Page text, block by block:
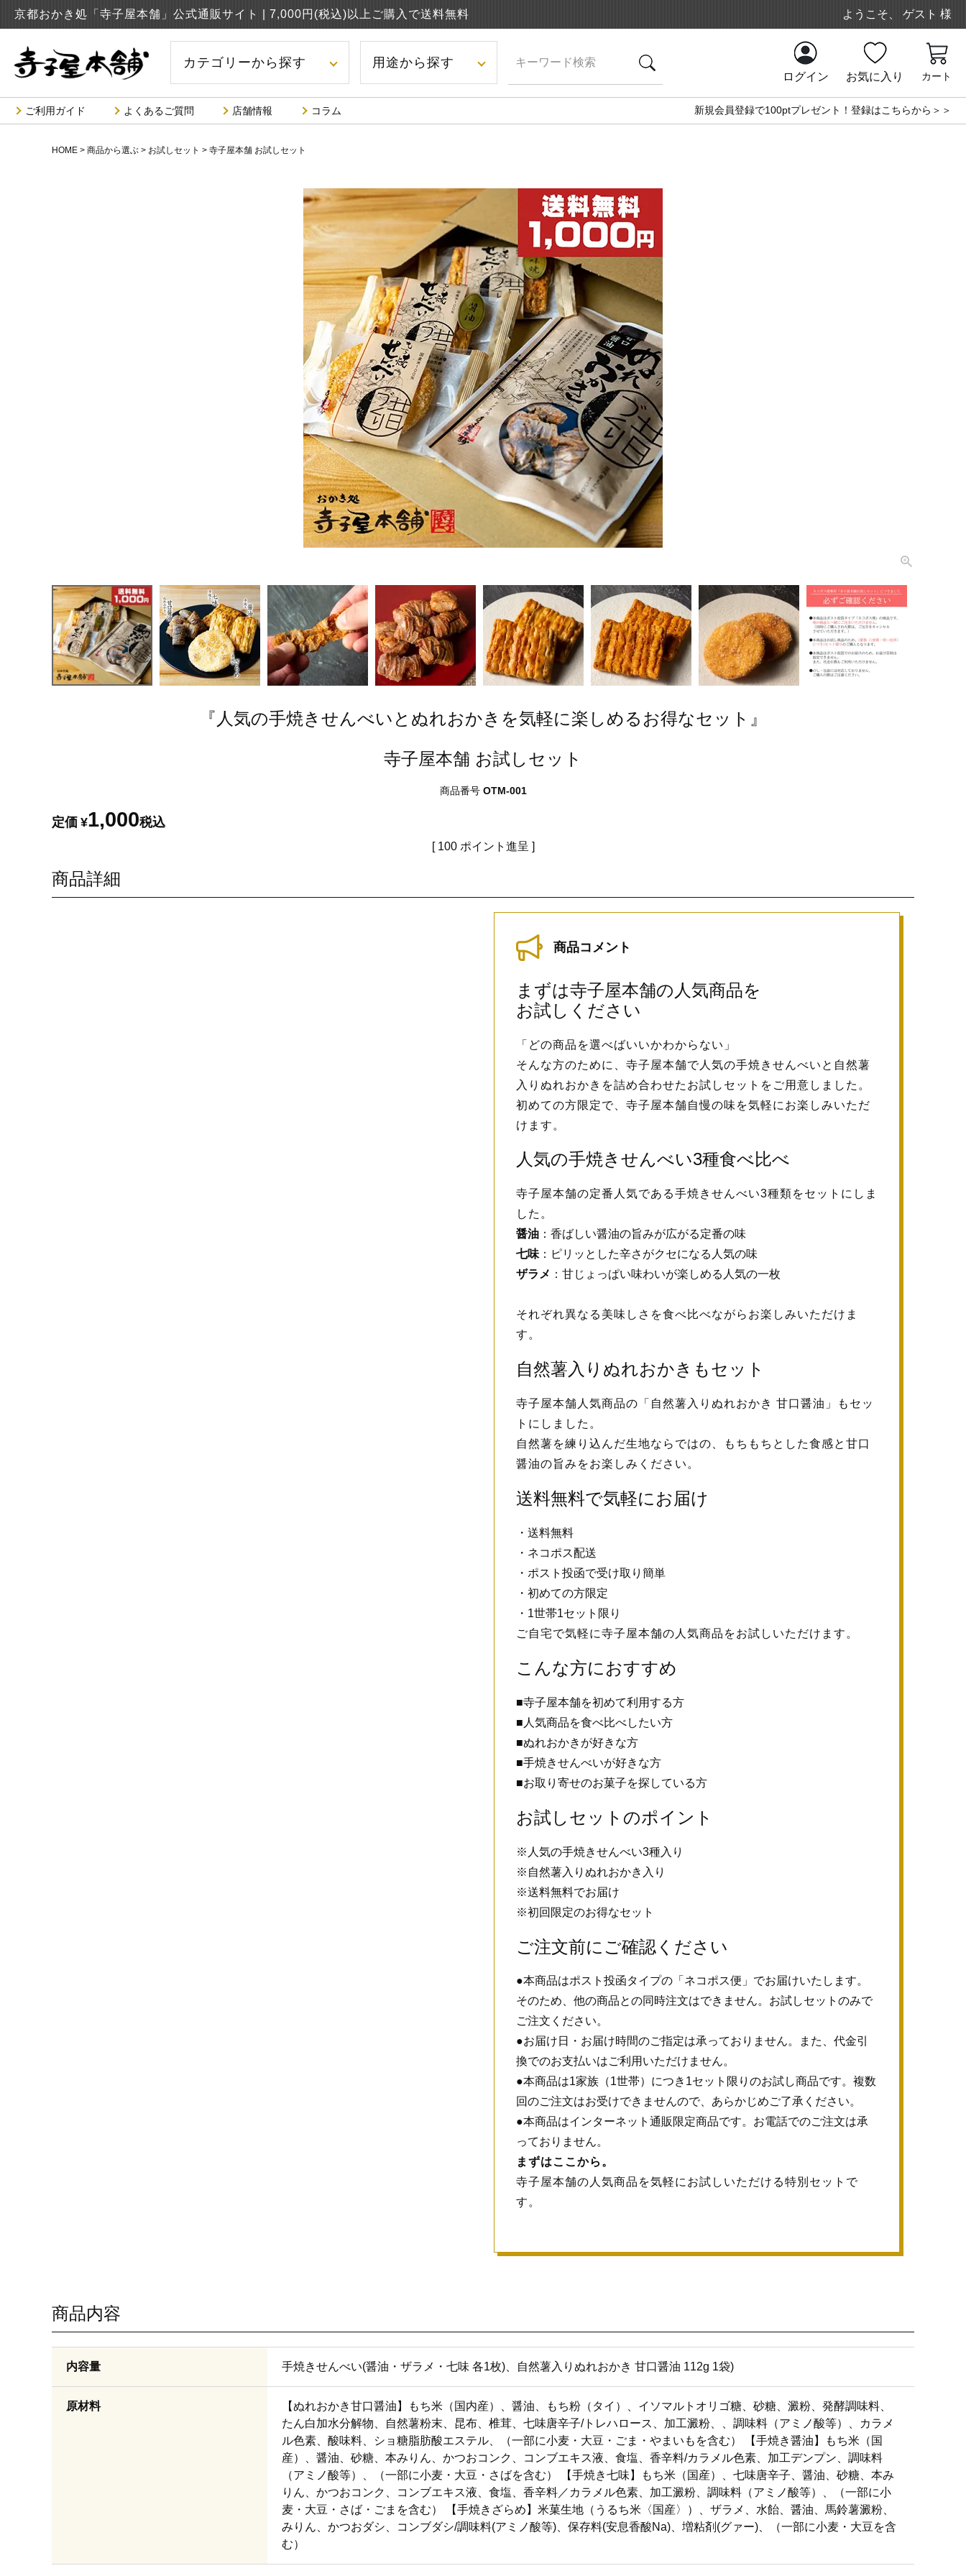
京都おかき処「寺子屋本舗」公式通販サイト | 7,000円(税込)以上ご購入で送料無料 ようこそ、 ゲスト 様
カテゴリーから探す 用途から探す
ログイン お気に入り カート
ご利用ガイド よくあるご質問 店舗情報 コラム 新規会員登録で100ptプレゼント！登録はこちらから＞＞
HOME 商品から選ぶ お試しセット 寺子屋本舗 お試しセット
『人気の手焼きせんべいとぬれおかきを気軽に楽しめるお得なセット』
寺子屋本舗 お試しセット
商品番号 OTM-001
定価 ¥1,000税込
[ 100 ポイント進呈 ]
商品詳細
商品コメント
まずは寺子屋本舗の人気商品を
お試しください
「どの商品を選べばいいかわからない」
そんな方のために、寺子屋本舗で人気の手焼きせんべいと自然薯
入りぬれおかきを詰め合わせたお試しセットをご用意しました。
初めての方限定で、寺子屋本舗自慢の味を気軽にお楽しみいただ
けます。
人気の手焼きせんべい3種食べ比べ
寺子屋本舗の定番人気である手焼きせんべい3種類をセットにしま
した。
醤油 ：香ばしい醤油の旨みが広がる定番の味
七味 ：ピリッとした辛さがクセになる人気の味
ザラメ ：甘じょっぱい味わいが楽しめる人気の一枚
それぞれ異なる美味しさを食べ比べながらお楽しみいただけま
す。
自然薯入りぬれおかきもセット
寺子屋本舗人気商品の「自然薯入りぬれおかき 甘口醤油」もセッ
トにしました。
自然薯を練り込んだ生地ならではの、もちもちとした食感と甘口
醤油の旨みをお楽しみください。
送料無料で気軽にお届け
・送料無料
・ネコポス配送
・ポスト投函で受け取り簡単
・初めての方限定
・1世帯1セット限り
ご自宅で気軽に寺子屋本舗の人気商品をお試しいただけます。
こんな方におすすめ
■寺子屋本舗を初めて利用する方
■人気商品を食べ比べしたい方
■ぬれおかきが好きな方
■手焼きせんべいが好きな方
■お取り寄せのお菓子を探している方
お試しセットのポイント
※人気の手焼きせんべい3種入り
※自然薯入りぬれおかき入り
※送料無料でお届け
※初回限定のお得なセット
ご注文前にご確認ください
●本商品はポスト投函タイプの「ネコポス便」でお届けいたします。
そのため、他の商品との同時注文はできません。お試しセットのみで
ご注文ください。
●お届け日・お届け時間のご指定は承っておりません。また、代金引
換でのお支払いはご利用いただけません。
●本商品は1家族（1世帯）につき1セット限りのお試し商品です。複数
回のご注文はお受けできませんので、あらかじめご了承ください。
●本商品はインターネット通販限定商品です。お電話でのご注文は承
っておりません。
まずはここから。
寺子屋本舗の人気商品を気軽にお試しいただける特別セットで
す。
商品内容
内容量 手焼きせんべい(醤油・ザラメ・七味 各1枚)、自然薯入りぬれおかき 甘口醤油 112g 1袋)
原材料
【ぬれおかき甘口醤油】もち米（国内産）、醤油、もち粉（タイ）、イソマルトオリゴ糖、砂糖、澱粉、発酵調味料、
たん白加水分解物、自然薯粉末、昆布、椎茸、七味唐辛子/トレハロース、加工澱粉、、調味料（アミノ酸等）、カラメ
ル色素、酸味料、ショ糖脂肪酸エステル、（一部に小麦・大豆・ごま・やまいもを含む） 【手焼き醤油】もち米（国
産）、醤油、砂糖、本みりん、かつおコンク、コンブエキス液、食塩、香辛料/カラメル色素、加工デンプン、調味料
（アミノ酸等）、（一部に小麦・大豆・さばを含む） 【手焼き七味】もち米（国産）、七味唐辛子、醤油、砂糖、本み
りん、かつおコンク、コンブエキス液、食塩、香辛料／カラメル色素、加工澱粉、調味料（アミノ酸等）、（一部に小
麦・大豆・さば・ごまを含む） 【手焼きざらめ】米菓生地（うるち米〈国産〉）、ザラメ、水飴、醤油、馬鈴薯澱粉、
みりん、かつおダシ、コンブダシ/調味料(アミノ酸等)、保存料(安息香酸Na)、増粘剤(グァー)、（一部に小麦・大豆を含
む）